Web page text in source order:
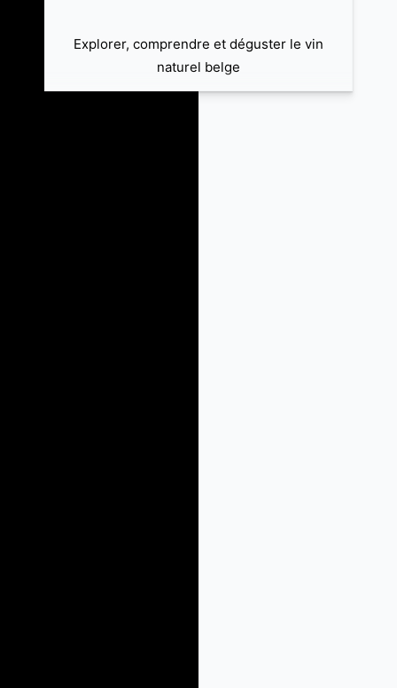
Explorer, comprendre et déguster le vin
naturel belge